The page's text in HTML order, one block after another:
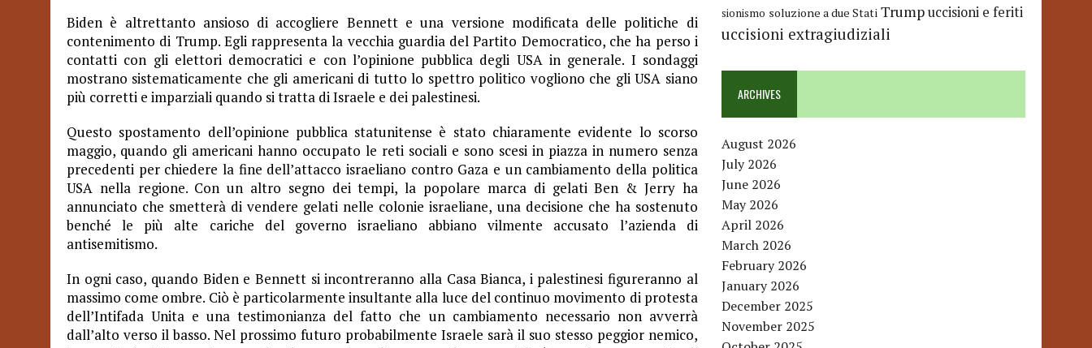
Biden è altrettanto ansioso di accogliere Bennett e una versione modificata delle politiche di
contenimento di Trump. Egli rappresenta la vecchia guardia del Partito Democratico, che ha perso i
contatti con gli elettori democratici e con l’opinione pubblica degli USA in generale. I sondaggi
mostrano sistematicamente che gli americani di tutto lo spettro politico vogliono che gli USA siano
più corretti e imparziali quando si tratta di Israele e dei palestinesi.
Questo spostamento dell’opinione pubblica statunitense è stato chiaramente evidente lo scorso
maggio, quando gli americani hanno occupato le reti sociali e sono scesi in piazza in numero senza
precedenti per chiedere la fine dell’attacco israeliano contro Gaza e un cambiamento della politica
USA nella regione. Con un altro segno dei tempi, la popolare marca di gelati Ben & Jerry ha
annunciato che smetterà di vendere gelati nelle colonie israeliane, una decisione che ha sostenuto
benché le più alte cariche del governo israeliano abbiano vilmente accusato l’azienda di
antisemitismo.
In ogni caso, quando Biden e Bennett si incontreranno alla Casa Bianca, i palestinesi figureranno al
massimo come ombre. Ciò è particolarmente insultante alla luce del continuo movimento di protesta
dell’Intifada Unita e una testimonianza del fatto che un cambiamento necessario non avverrà
dall’alto verso il basso. Nel prossimo futuro probabilmente Israele sarà il suo stesso peggior nemico,
sionismo soluzione a due Stati Trumpuccisioni e feriti
uccisioni extragiudiziali
ARCHIVES
August 2026
July 2026
June 2026
May 2026
April 2026
March 2026
February 2026
January 2026
December 2025
November 2025